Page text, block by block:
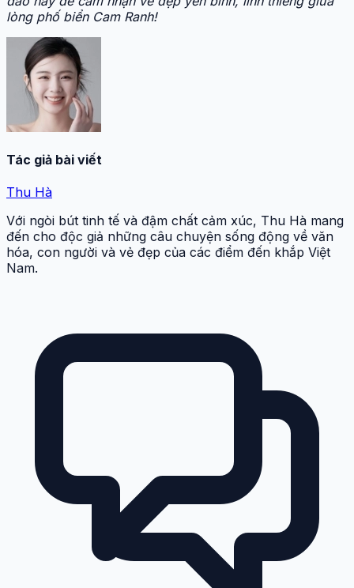
lòng phố biển Cam Ranh!
Tác giả bài viết
Thu Hà
Với ngòi bút tinh tế và đậm chất cảm xúc, Thu Hà mang
đến cho độc giả những câu chuyện sống động về văn
hóa, con người và vẻ đẹp của các điểm đến khắp Việt
Nam.